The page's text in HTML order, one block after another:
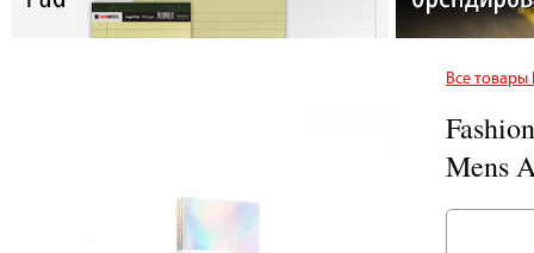
Все товары
Mens